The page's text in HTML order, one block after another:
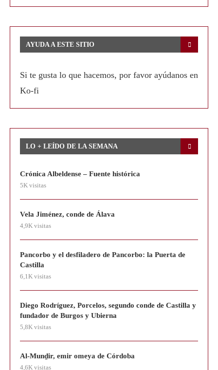
AYUDA A ESTE SITIO
Si te gusta lo que hacemos, por favor ayúdanos en
Ko-fi
LO + LEÍDO DE LA SEMANA
Crónica Albeldense – Fuente histórica
5K visitas
Vela Jiménez, conde de Álava
4,9K visitas
Pancorbo y el desfiladero de Pancorbo: la Puerta de
Castilla
6,1K visitas
Diego Rodríguez, Porcelos, segundo conde de Castilla y
fundador de Burgos y Ubierna
5,8K visitas
Al-Munḏir, emir omeya de Córdoba
4,6K visitas